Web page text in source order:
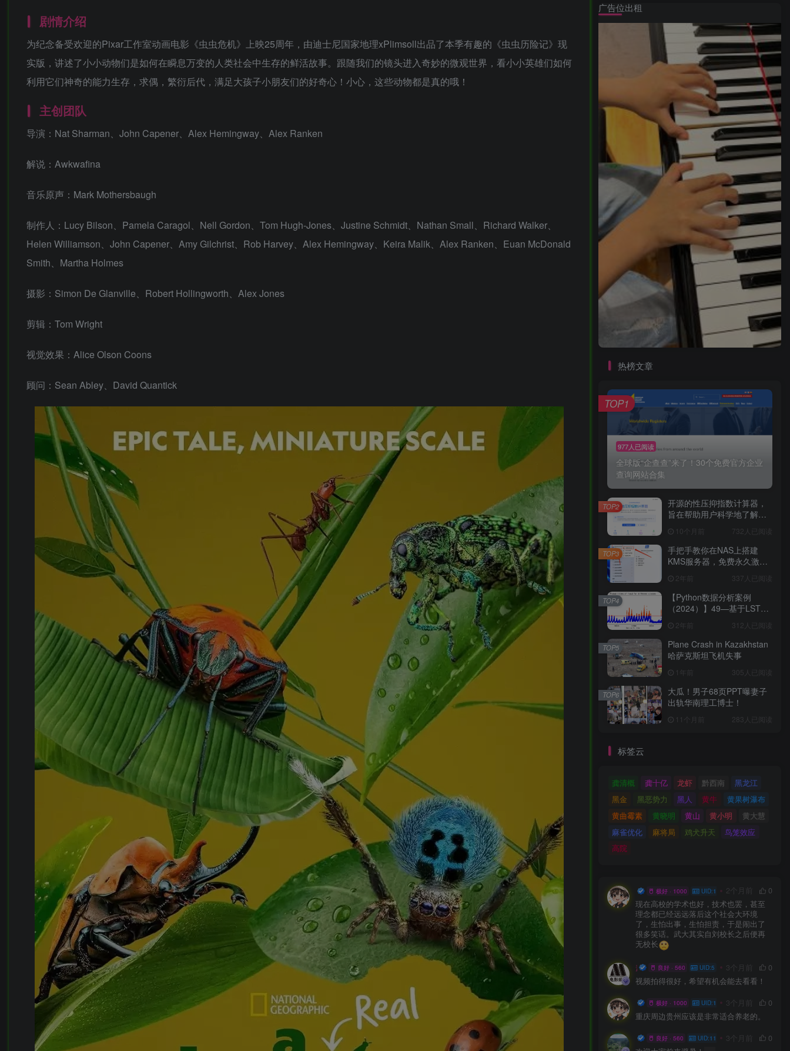
剧情介绍
为纪念备受欢迎的Pixar工作室动画电影《虫虫危机》上映25周年，由迪士尼国家地理xPlimsoll出品了本季有趣的《虫虫历险记》现
实版，讲述了小小动物们是如何在瞬息万变的人类社会中生存的鲜活故事。跟随我们的镜头进入奇妙的微观世界，看小小英雄们如何
利用它们神奇的能力生存，求偶，繁衍后代，满足大孩子小朋友们的好奇心！小心，这些动物都是真的哦！
主创团队
导演：Nat Sharman、John Capener、Alex Hemingway、Alex Ranken
解说：Awkwafina
音乐原声：Mark Mothersbaugh
制作人：Lucy Bilson、Pamela Caragol、Nell Gordon、Tom Hugh-Jones、Justine Schmidt、Nathan Small、Richard Walker、
Helen Williamson、John Capener、Amy Gilchrist、Rob Harvey、Alex Hemingway、Keira Malik、Alex Ranken、Euan McDonald
Smith、Martha Holmes
摄影：Simon De Glanville、Robert Hollingworth、Alex Jones
剪辑：Tom Wright
视觉效果：Alice Olson Coons
顾问：Sean Abley、David Quantick
广告位出租
热榜文章
977人已阅读
全球版“企查查”来了！30个免费官方企业
查询网站合集
TOP1
开源的性压抑指数计算器，
旨在帮助用户科学地了解自
康和亲密关系的发展。
10个月前 732人已阅读
TOP2
手把手教你在NAS上搭建
KMS服务器，免费永久激活
手把手教你在NAS上搭建
KMS服务器，免费永久激活
Windows及Office！建议收藏
2年前 337人已阅读
TOP3
【Python数据分析案例
（2024）】49—基于LSTM
序列2年前 312人已阅读
TOP4
Plane Crash in Kazakhstan
哈萨克斯坦飞机失事
1年前 305人已阅读
TOP5
大瓜！男子68页PPT曝妻子
出轨华南理工博士！
11个月前 283人已阅读
TOP6
标签云
龚清概 龚十亿 龙虾 黔西南
黑龙江
黑金
黑恶势力 黑人 黄牛
黄果树瀑布
黄曲霉素
黄晓明 黄山 黄小明
黄大慧
麻雀优化
麻将局 鸡犬升天
鸟笼效应
高院
小打小闹极好 · 1000 UID:12 2个月前
0
现在高校的学术也好，技术也罢，甚至
理念都已经远远落后这个社会大环境
了，生怕出事，生怕担责，于是闹出了
很多笑话。武大其实自刘校长之后便再
无校长
盖世英雄 良好 · 560 UID:5 3个月前
0
视频拍得很好，希望有机会能去看看！
小打小闹极好 · 1000 UID:12 3个月前
0
重庆周边贵州应该是非常适合养老的。
陈家客栈良好 · 560 UID:11 3个月前
0